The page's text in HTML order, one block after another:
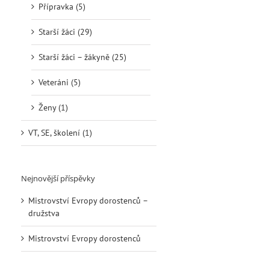
Přípravka (5)
Starší žáci (29)
Starší žáci – žákyně (25)
Veteráni (5)
Ženy (1)
VT, SE, školení (1)
Nejnovější příspěvky
Mistrovství Evropy dorostenců –
družstva
Mistrovství Evropy dorostenců